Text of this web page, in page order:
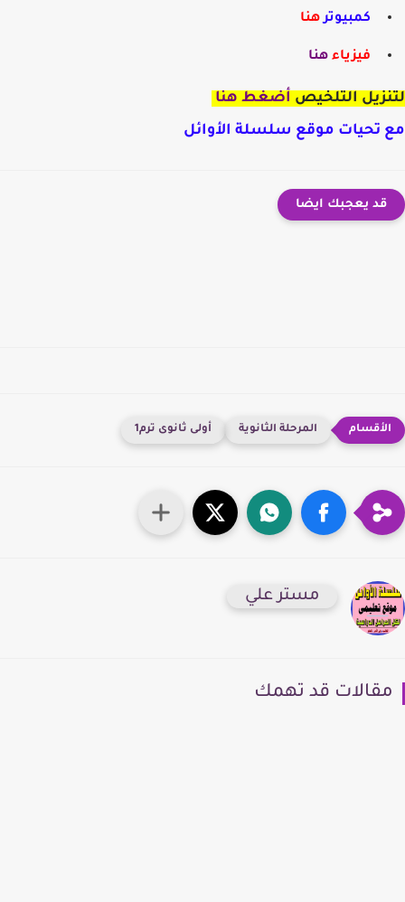
كمبيوتر هنا
فيزياءهنا
التلخيصأضغط هنا
تحيات موقع سلسلة الأوائل
قد يعجبك ايضا
المرحلة الثانوية أولى ثانوى ترم1
مستر علي
قد تهمك